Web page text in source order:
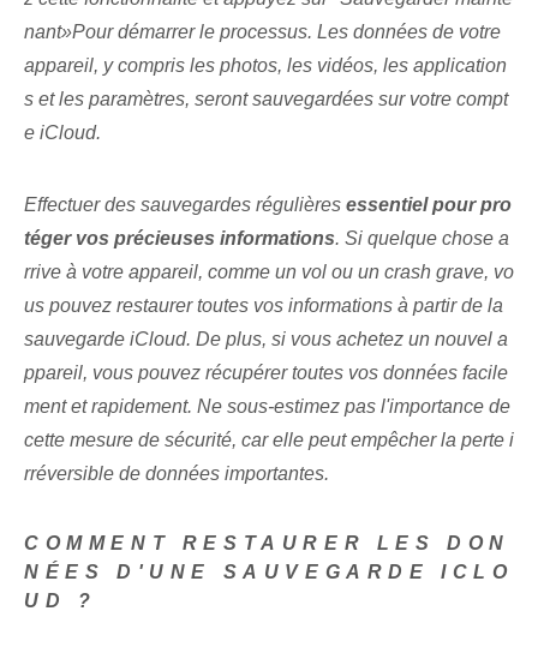
nant»Pour démarrer le processus. Les données de votre
appareil, y compris les photos, les vidéos, les application
s et les paramètres, seront sauvegardées sur votre compt
e iCloud.
Effectuer des sauvegardes régulières essentiel pour pro
téger vos précieuses informations⁤. Si quelque chose a
rrive à votre appareil, comme un vol ou un crash grave, vo
us pouvez restaurer toutes vos informations à partir de la
sauvegarde iCloud. De plus, si vous achetez un nouvel a
ppareil, vous pouvez récupérer toutes vos données facile
ment et rapidement. ⁢Ne sous-estimez pas l'importance de
cette mesure de sécurité, car elle peut empêcher la perte i
rréversible de ⁤données importantes.
COMMENT RESTAURER LES DON
NÉES D'UNE SAUVEGARDE ICLO
UD ?